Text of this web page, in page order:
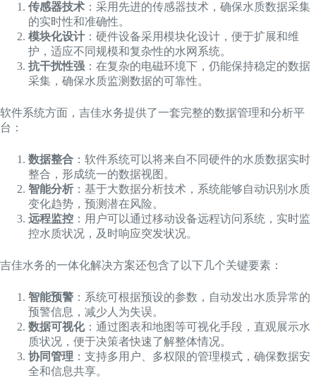
传感器技术 ：采用先进的传感器技术，确保水质数据采集
的实时性和准确性。
模块化设计 ：硬件设备采用模块化设计，便于扩展和维
护，适应不同规模和复杂性的水网系统。
抗干扰性强 ：在复杂的电磁环境下，仍能保持稳定的数据
采集，确保水质监测数据的可靠性。
软件系统方面，吉佳水务提供了一套完整的数据管理和分析平
台：
数据整合 ：软件系统可以将来自不同硬件的水质数据实时
整合，形成统一的数据视图。
智能分析 ：基于大数据分析技术，系统能够自动识别水质
变化趋势，预测潜在风险。
远程监控 ：用户可以通过移动设备远程访问系统，实时监
控水质状况，及时响应突发状况。
吉佳水务的一体化解决方案还包含了以下几个关键要素：
智能预警 ：系统可根据预设的参数，自动发出水质异常的
预警信息，减少人为失误。
数据可视化：通过图表和地图等可视化手段，直观展示水
质状况，便于决策者快速了解整体情况。
协同管理 ：支持多用户、多权限的管理模式，确保数据安
全和信息共享。